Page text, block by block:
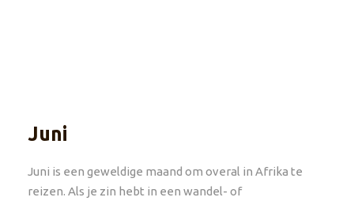
Juni
Juni is een geweldige maand om overal in Afrika te
reizen. Als je zin hebt in een wandel- of